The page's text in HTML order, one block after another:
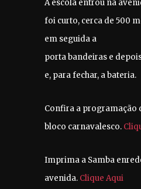
A escola entrou na
foi curto, cerca de 500
em seguida a
porta bandeiras e
e, para fechar, a bateria.
Confira a programação
bloco carnavalesco.
Imprima a Samba
avenida. Clique Aqui